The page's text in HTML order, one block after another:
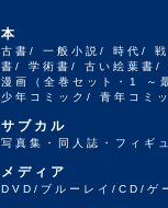
本
古書/ 一般小説/ 時代/
書/ 学術書/ 古い絵葉書/
漫画（全巻セット・1 ～
少年コミック/ 青年コミ
サブカル
写真集・同人誌・フィギ
メディア
DVD/ブルーレイ/CD/ゲ